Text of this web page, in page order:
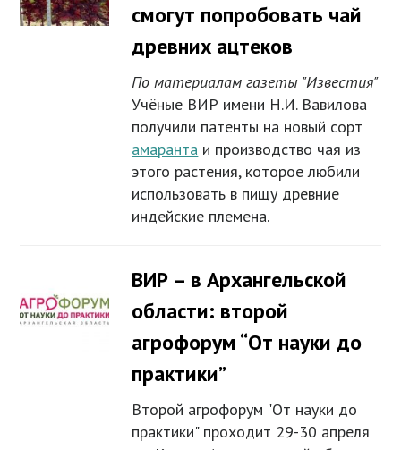
смогут попробовать чай
древних ацтеков
По материалам газеты "Известия"
Учёные ВИР имени Н.И. Вавилова
получили патенты на новый сорт
амаранта и производство чая из
этого растения, которое любили
использовать в пищу древние
индейские племена.
ВИР – в Архангельской
области: второй
агрофорум “От науки до
практики”
Второй агрофорум "От науки до
практики" проходит 29-30 апреля